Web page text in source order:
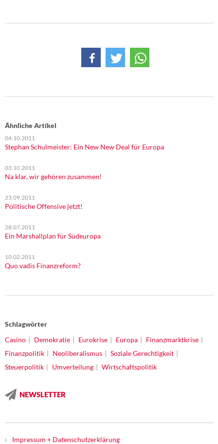
Ähnliche Artikel
04.10.2011
Stephan Schulmeister: Ein New New Deal für Europa
03.10.2011
Na klar, wir gehören zusammen!
23.09.2011
Politische Offensive jetzt!
28.07.2011
Ein Marshallplan für Südeuropa
10.02.2011
Quo vadis Finanzreform?
Schlagwörter
Casino
Demokratie Eurokrise Europa
Finanzmarktkrise
Finanzpolitik
Neoliberalismus
Soziale Gerechtigkeit
Steuerpolitik
Umverteilung Wirtschaftspolitik
NEWSLETTER
Impressum + Datenschutzerklärung